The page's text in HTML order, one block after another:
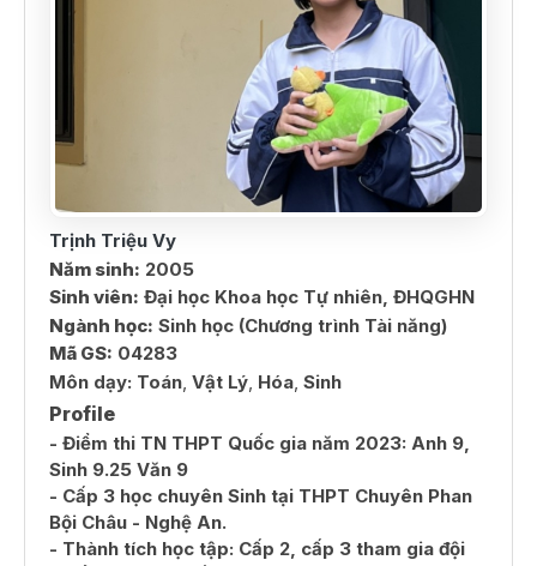
Trịnh Triệu Vy
Năm sinh: 2005
Sinh viên: Đại học Khoa học Tự nhiên, ĐHQGHN
Ngành học: Sinh học (Chương trình Tài năng)
Mã GS: 04283
Môn dạy: Toán, Vật Lý, Hóa, Sinh
Profile
- Điểm thi TN THPT Quốc gia năm 2023: Anh 9,
Sinh 9.25 Văn 9
- Cấp 3 học chuyên Sinh tại THPT Chuyên Phan
Bội Châu - Nghệ An.
- Thành tích học tập: Cấp 2, cấp 3 tham gia đội